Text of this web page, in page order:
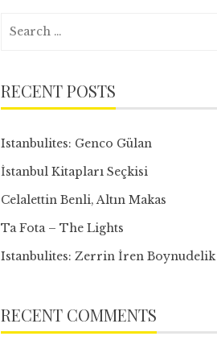
RECENT POSTS
Istanbulites: Genco Gülan
İstanbul Kitapları Seçkisi
Celalettin Benli, Altın Makas
Ta Fota – The Lights
Istanbulites: Zerrin İren Boynudelik
RECENT COMMENTS